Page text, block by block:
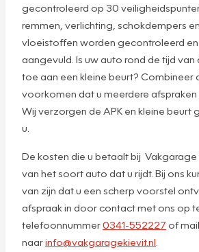
gecontroleerd op 30
remmen, verlichting, schokdempers
vloeistoffen worden gecontroleerd
aangevuld. Is uw auto rond de tijd van
toe aan een kleine beurt? Combineer
voorkomen dat u meerdere afspraken
Wij verzorgen de APK en kleine beurt
u.
De kosten die u betaalt bij Vakgarage
van het soort auto dat u rijdt. Bij ons
van zijn dat u een scherp voorstel
afspraak in door contact met ons op
telefoonnummer0341-552227 of mail
naarinfo@vakgaragekievit.nl